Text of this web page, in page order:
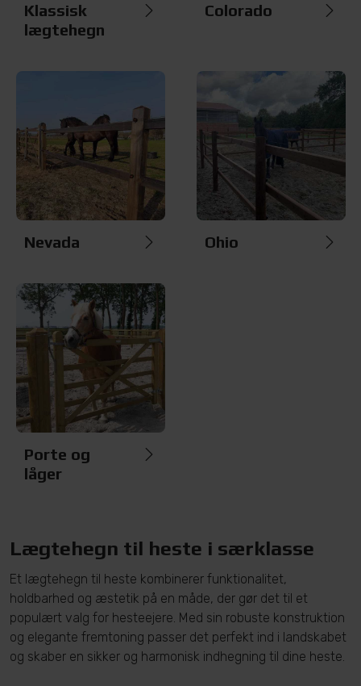
Klassisk
lægtehegn
Colorado
Nevada Ohio
Porte og
låger
Lægtehegn til heste i særklasse
Et lægtehegn til heste kombinerer funktionalitet,
holdbarhed og æstetik på en måde, der gør det til et
populært valg for hesteejere. Med sin robuste konstruktion
og elegante fremtoning passer det perfekt ind i landskabet
og skaber en sikker og harmonisk indhegning til dine heste.